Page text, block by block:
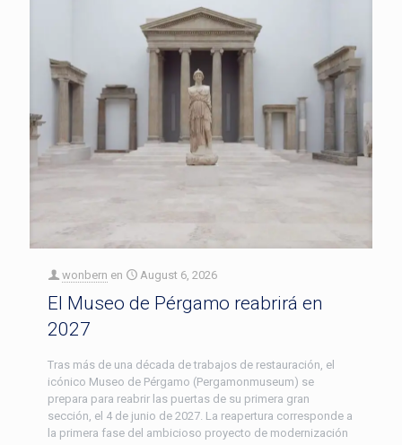
wonbern en August 6, 2026
El Museo de Pérgamo reabrirá en
2027
Tras más de una década de trabajos de restauración, el
icónico Museo de Pérgamo (Pergamonmuseum) se
prepara para reabrir las puertas de su primera gran
sección, el 4 de junio de 2027. La reapertura corresponde a
la primera fase del ambicioso proyecto de modernización